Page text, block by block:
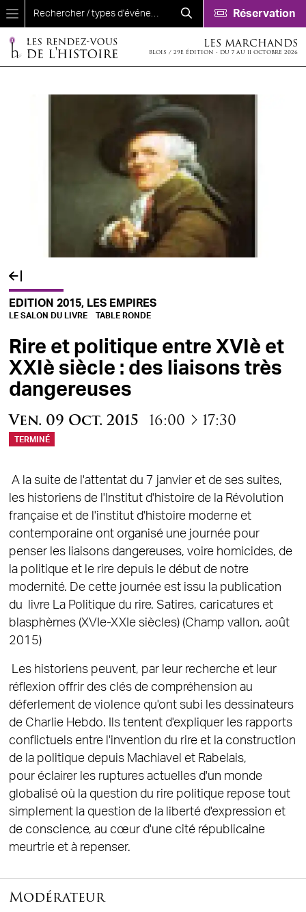
Aller au contenu principal
Réservation
LES MARCHANDS
BLOIS / 29E ÉDITION - DU 7 AU 11 OCTOBRE 2026
EDITION 2015, LES EMPIRES
LE SALON DU LIVRE TABLE RONDE
Rire et politique entre XVIè et
XXIè siècle : des liaisons très
dangereuses
Ven. 09 Oct. 2015 16:00 à17:30
TERMINÉ
A la suite de l'attentat du 7 janvier et de ses suites,
les historiens de l'Institut d'histoire de la Révolution
française et de l'institut d'histoire moderne et
contemporaine ont organisé une journée pour
penser les liaisons dangereuses, voire homicides, de
la politique et le rire depuis le début de notre
modernité. De cette journée est issu la publication
du livre La Politique du rire. Satires, caricatures et
blasphèmes (XVIe-XXIe siècles) (Champ vallon, août
2015)
Les historiens peuvent, par leur recherche et leur
réflexion offrir des clés de compréhension au
déferlement de violence qu'ont subi les dessinateurs
de Charlie Hebdo. Ils tentent d'expliquer les rapports
conflictuels entre l'invention du rire et la construction
de la politique depuis Machiavel et Rabelais,
pour éclairer les ruptures actuelles d'un monde
globalisé où la question du rire politique repose tout
simplement la question de la liberté d'expression et
de conscience, au cœur d'une cité républicaine
meurtrie et à repenser.
Modérateur